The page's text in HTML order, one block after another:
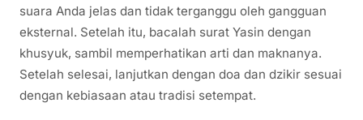
suara Anda jelas dan tidak terganggu oleh gangguan
eksternal. Setelah itu, bacalah surat Yasin dengan
khusyuk, sambil memperhatikan arti dan maknanya.
Setelah selesai, lanjutkan dengan doa dan dzikir sesuai
dengan kebiasaan atau tradisi setempat.